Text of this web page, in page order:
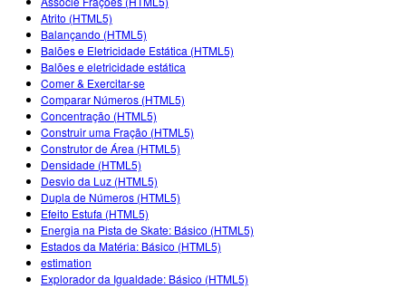
Portal
Todas as Sims
Física
Matemática & Estatística
Química
Terra & Espaço
Biologia
Traduzir Sims
Customizable Sims
STUDIO
About Studio
Customizable Sims
Inicie seu Teste Grátis
Adquira uma Licença
ENSINO
Atividades
Envie sua Atividade
Orientações para Contribuição de Atividade
Oficinas Virtuais
Professional Learning with PhET
Teaching with PhET
PESQUISA
INICIATIVAS
Design Inclusivo
PhET Global
Fluência em Dados
DEIB na STEM Ed
ENTRE/REGISTRE-SE
ENTRE/REGISTRE-SE
Atrito (HTML5)
Balançando (HTML5)
Balões e Eletricidade Estática (HTML5)
Balões e eletricidade estática
Comer & Exercitar-se
Comparar Números (HTML5)
Concentração (HTML5)
Construir uma Fração (HTML5)
Construtor de Área (HTML5)
Densidade (HTML5)
Desvio da Luz (HTML5)
Dupla de Números (HTML5)
Efeito Estufa (HTML5)
Energia na Pista de Skate: Básico (HTML5)
Estados da Matéria: Básico (HTML5)
estimation
Explorador da Igualdade: Básico (HTML5)